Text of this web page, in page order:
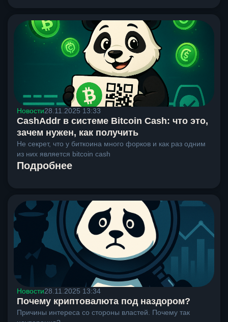
Новости28.11.2025 13:33
CashAddr в системе Bitcoin Cash: что это,
зачем нужен, как получить
Не секрет, что у биткоина много форков и как раз одним
из них является bitcoin cash
Подробнее
Новости28.11.2025 13:34
Почему криптовалюта под наздором?
Причины интереса со стороны властей. Почему так